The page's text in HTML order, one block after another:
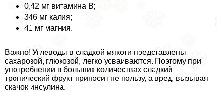
0,42 мг витамина В;
346 мг калия;
41 мг магния.
Важно! Углеводы в сладкой мякоти представлены
сахарозой, глюкозой, легко усваиваются. Поэтому при
употрeблении в больших количествах сладкий
тропический фрукт приносит не пользу, а вред, вызывая
скачок инсулина.